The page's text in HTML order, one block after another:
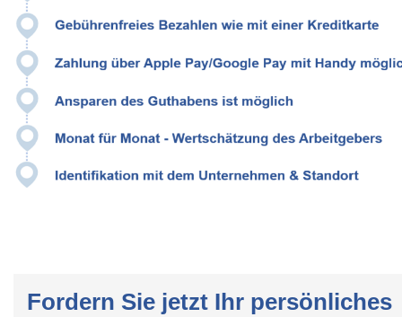
Fordern Sie jetzt Ihr persönliches